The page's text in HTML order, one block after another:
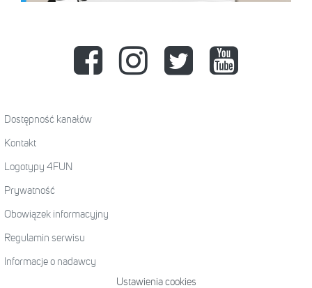
Dostępność kanałów
Kontakt
Logotypy 4FUN
Prywatność
Obowiązek informacyjny
Regulamin serwisu
Informacje o nadawcy
Ustawienia cookies